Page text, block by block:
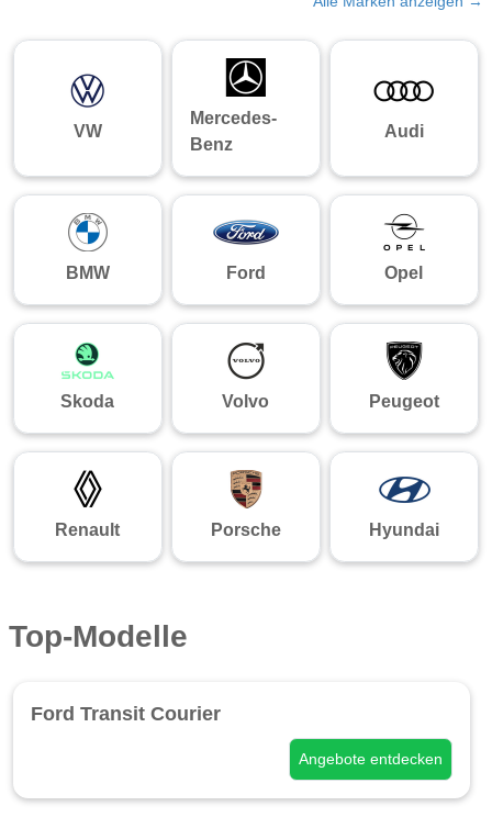
VW
Mercedes-
Benz
Audi
BMW Ford Opel
Skoda Volvo Peugeot
Renault Porsche Hyundai
Top-Modelle
Ford Transit Courier
Angebote entdecken